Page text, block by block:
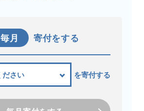
毎月 寄付をする
を寄付する